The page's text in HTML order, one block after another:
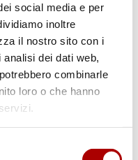
social media e per
inoltre
il nostro sito con i
dei dati web,
combinarle
loro o che hanno
/